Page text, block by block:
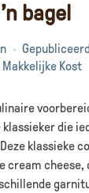
bagel
Makkelijke Kost
die
klassieke
cream cheese,